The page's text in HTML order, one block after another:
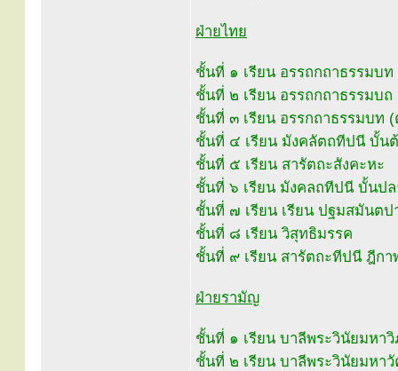
ฝ่ายไทย
ชั้นที่ ๑ เรียน อรรถกถาธรรมบท
ชั้นที่ ๒ เรียน อรรถกถาธรรมบถ
ชั้นที่ ๓ เรียน อรรกถาธรรมบท
ชั้นที่ ๔ เรียน มังคลัตถทีปนี บั้น
ชั้นที่ ๕ เรียน สารัตถะสังคะหะ
ชั้นที่ ๖ เรียน มังคลถทีปนี บั้นปล
ชั้นที่ ๗ เรียน เรียน ปฐมสมันตป
ชั้นที่ ๘ เรียน วิสุทธิมรรค
ชั้นที่ ๙ เรียน สารัตถะทีปนี ฎีกา
ฝ่ายรามัญ
ชั้นที่ ๑ เรียน บาลีพระวินัยมหา
ชั้นที่ ๒ เรียน บาลีพระวินัยมหา